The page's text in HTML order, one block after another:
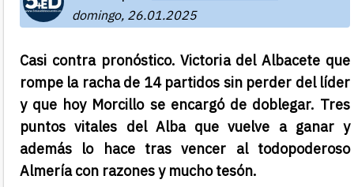
domingo, 26.01.2025
Casi contra pronóstico. Victoria del Albacete que
rompe la racha de 14 partidos sin perder del líder
y que hoy Morcillo se encargó de doblegar. Tres
puntos vitales del Alba que vuelve a ganar y
además lo hace tras vencer al todopoderoso
Almería con razones y mucho tesón.